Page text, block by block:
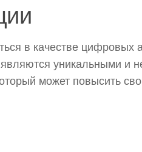
в качестве
уникальными и
может повысить